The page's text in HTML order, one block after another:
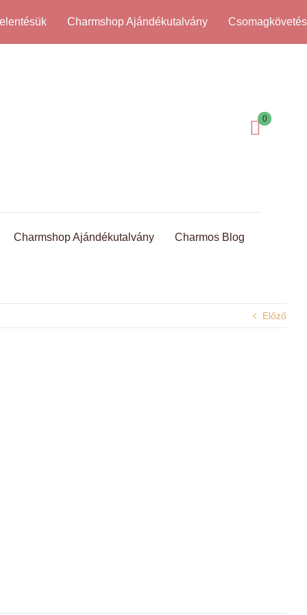
Charmshop Ajándékutalvány Csomagkövetés
0
Charmshop Ajándékutalvány Charmos Blog
Előző